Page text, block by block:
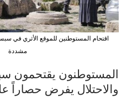
اقتحام المستوطنين للموقع الأثري في
مشددة
المستوطنون يقتحمون
والاحتلال يفرض حصاراً